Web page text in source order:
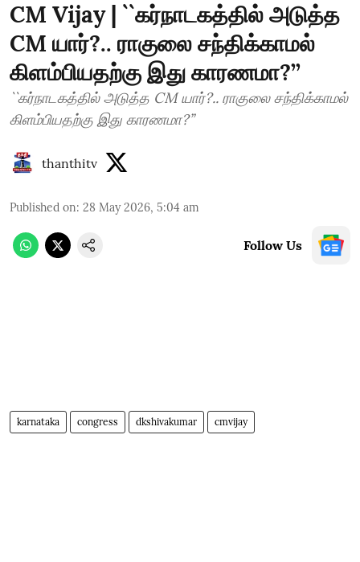
CM Vijay | ``கர்நாடகத்தில் அடுத்த
CM யார்?.. ராகுலை சந்திக்காமல்
கிளம்பியதற்கு இது காரணமா?’’
``கர்நாடகத்தில் அடுத்த CM யார்?.. ராகுலை சந்திக்காமல்
கிளம்பியதற்கு இது காரணமா?’’
thanthitv
Published on: 28 May 2026, 5:04 am
Follow Us
karnataka congress dkshivakumar cmvijay